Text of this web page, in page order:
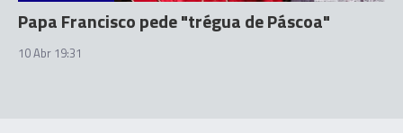
Papa Francisco pede "trégua de Páscoa"
10 Abr 19:31